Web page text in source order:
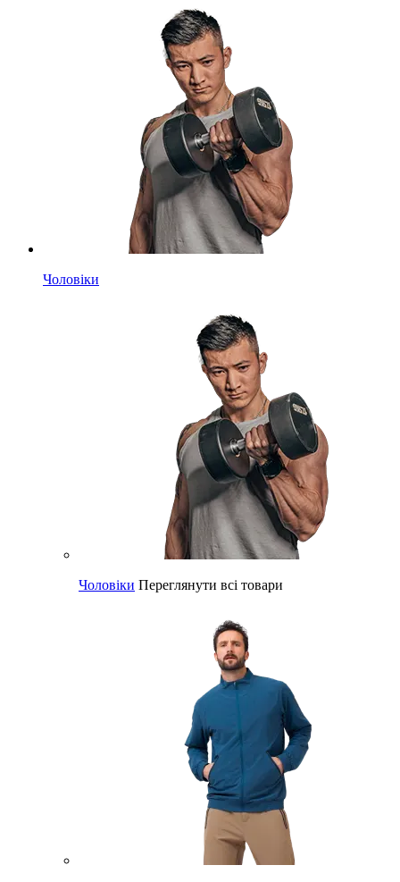
Чоловіки
Чоловіки Переглянути всі товари